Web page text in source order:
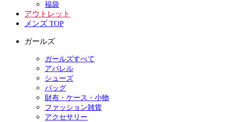
福袋
アウトレット
メンズ TOP
ガールズ
ガールズすべて
アパレル
シューズ
バッグ
財布・ケース・小物
ファッション雑貨
アクセサリー